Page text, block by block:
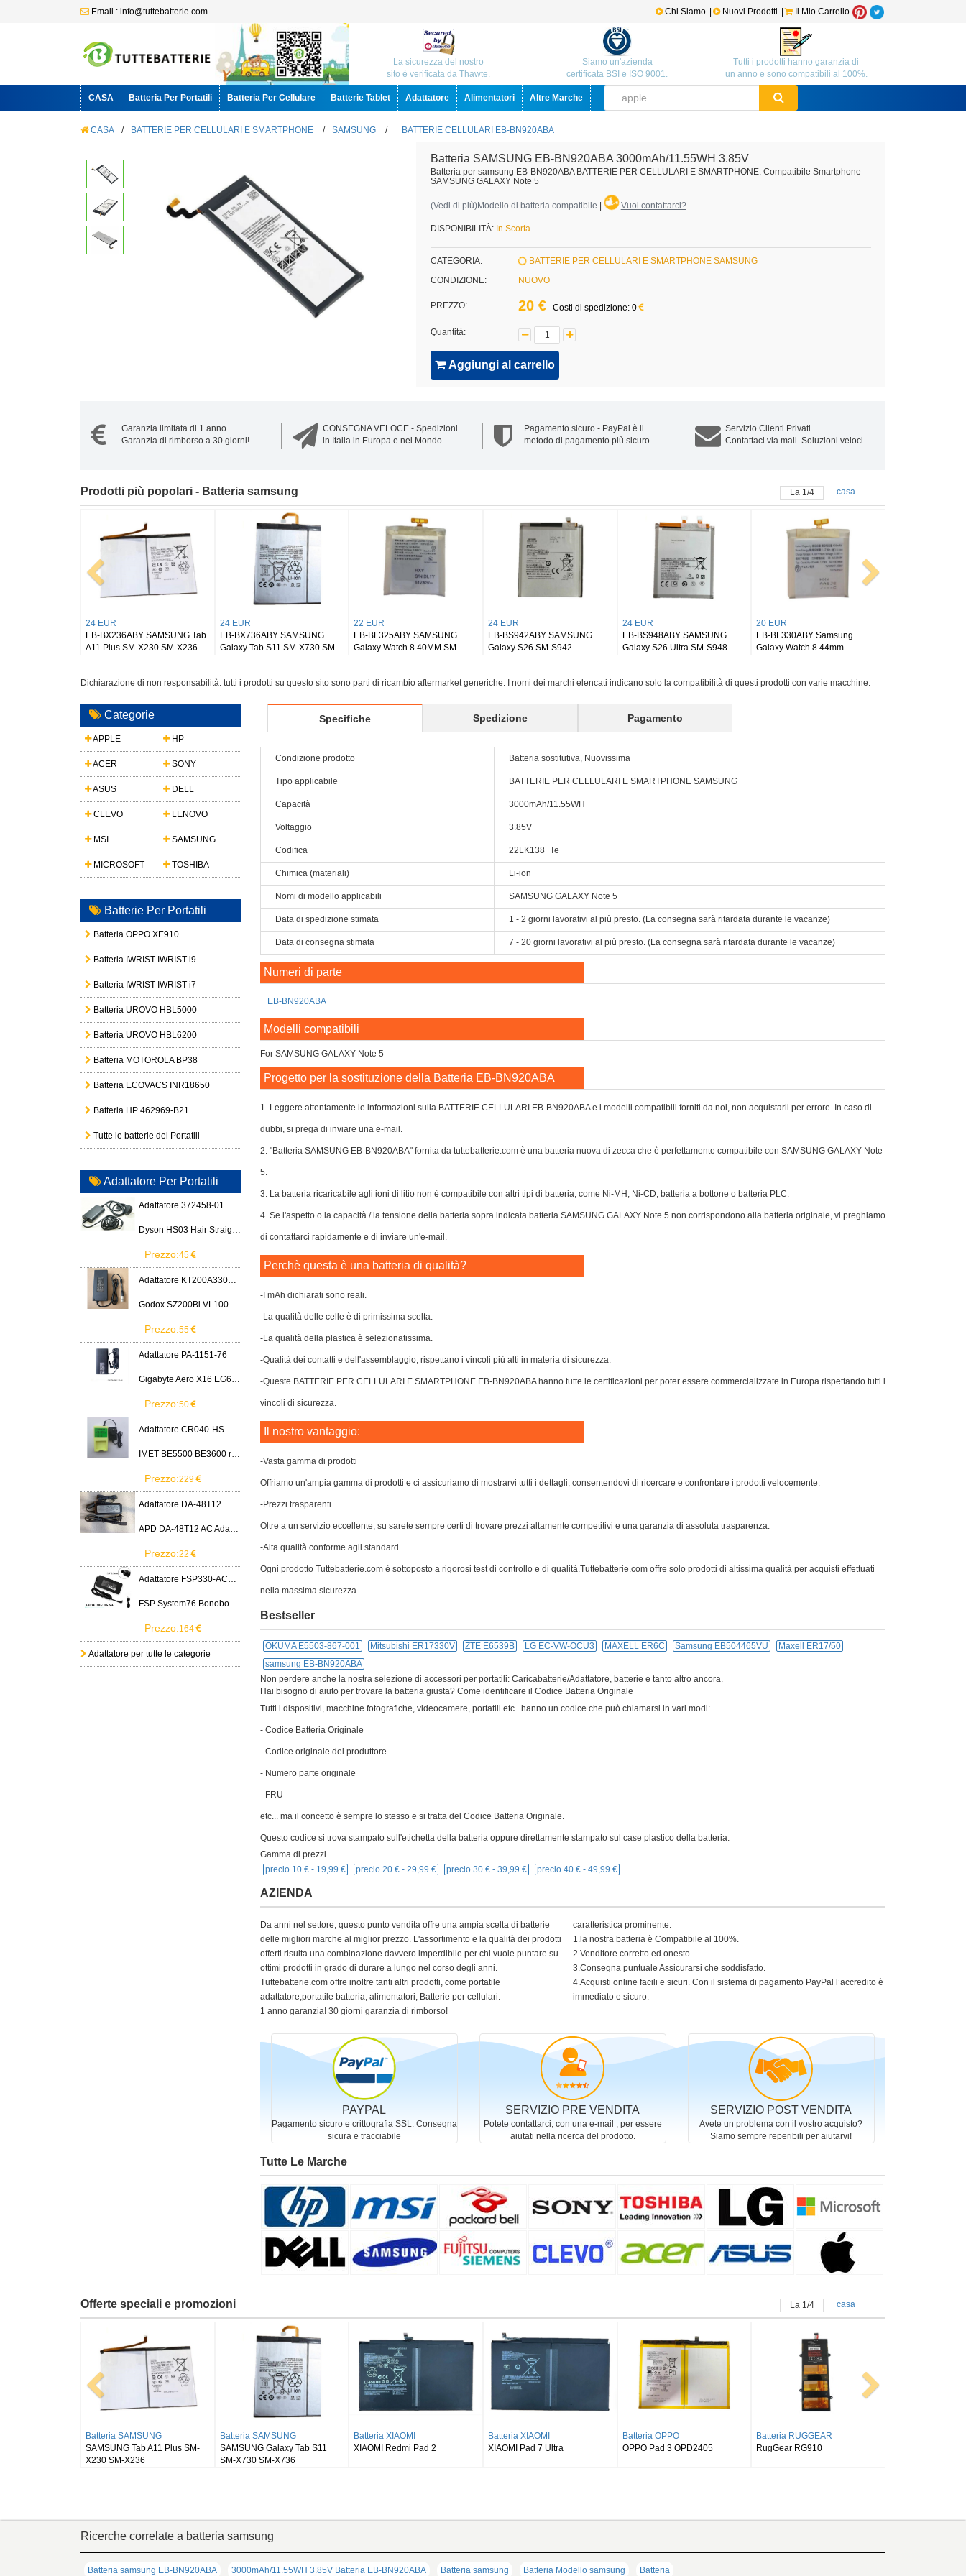
Email : info@tuttebatterie.com Il Mio Carrello
Nuovi Prodotti
Chi Siamo
La sicurezza del nostro
sito è verificata da Thawte.
Siamo un'azienda
certificata BSI e ISO 9001.
Tutti i prodotti hanno garanzia di
un anno e sono compatibili al 100%.
CASA Batteria Per Portatili Batteria Per Cellulare Batterie Tablet Adattatore Alimentatori Altre Marche
CASA / BATTERIE PER CELLULARI E SMARTPHONE / SAMSUNG / BATTERIE CELLULARI EB-BN920ABA
Batteria SAMSUNG EB-BN920ABA 3000mAh/11.55WH 3.85V
Batteria per samsung EB-BN920ABA BATTERIE PER CELLULARI E SMARTPHONE. Compatibile Smartphone
SAMSUNG GALAXY Note 5
(Vedi di più)Modello di batteria compatibile Vuoi contattarci?
DISPONIBILITÀ: In Scorta
CATEGORIA:
BATTERIE PER CELLULARI E SMARTPHONE SAMSUNG
CONDIZIONE:
NUOVO
PREZZO: 20 € Costi di spedizione: 0
Quantità:
Aggiungi al carrello
Garanzia limitata di 1 anno
Garanzia di rimborso a 30 giorni!
CONSEGNA VELOCE - Spedizioni
in Italia in Europa e nel Mondo
Pagamento sicuro - PayPal è il
metodo di pagamento più sicuro
Servizio Clienti Privati
Contattaci via mail. Soluzioni veloci.
Prodotti più popolari - Batteria samsung La 1/4 casa
EB-BL330ABY Samsung
Galaxy Watch 8 44mm
EB-BS946ABY Samsung
Galaxy S26 Plus/S947
NS1250 Samsung Buds 2/
buds 2 pro earbuds
EB-BX906ABY SAMSUNG
Galaxy Tab S8 Ultra SM-X900
EB-BX818ABY SAMSUNG
Galaxy Tab S9 Plus Wi-fi
EB-BX516ABY SAMSUNG
Galaxy Tab S9FE X510 X516
BT545ABY SAMSUNG Tab
Active Pro SM-T540/T545/T547
Dichiarazione di non responsabilità: tutti i prodotti su questo sito sono parti di ricambio aftermarket generiche. I nomi dei marchi elencati indicano solo la compatibilità di questi prodotti con varie macchine.
Specifiche Spedizione Pagamento
Condizione prodotto Batteria sostitutiva, Nuovissima
Tipo applicabile BATTERIE PER CELLULARI E SMARTPHONE SAMSUNG
Capacità 3000mAh/11.55WH
Voltaggio 3.85V
Codifica 22LK138_Te
Chimica (materiali) Li-ion
Nomi di modello applicabili SAMSUNG GALAXY Note 5
Data di spedizione stimata 1 - 2 giorni lavorativi al più presto. (La consegna sarà ritardata durante le vacanze)
Data di consegna stimata 7 - 20 giorni lavorativi al più presto. (La consegna sarà ritardata durante le vacanze)
Numeri di parte
EB-BN920ABA
Modelli compatibili
For SAMSUNG GALAXY Note 5
Progetto per la sostituzione della Batteria EB-BN920ABA
1. Leggere attentamente le informazioni sulla BATTERIE CELLULARI EB-BN920ABA e i modelli compatibili forniti da noi, non acquistarli per errore. In caso di
dubbi, si prega di inviare una e-mail.
2. "Batteria SAMSUNG EB-BN920ABA" fornita da tuttebatterie.com è una batteria nuova di zecca che è perfettamente compatibile con SAMSUNG GALAXY Note
5.
3. La batteria ricaricabile agli ioni di litio non è compatibile con altri tipi di batteria, come Ni-MH, Ni-CD, batteria a bottone o batteria PLC.
4. Se l'aspetto o la capacità / la tensione della batteria sopra indicata batteria SAMSUNG GALAXY Note 5 non corrispondono alla batteria originale, vi preghiamo
di contattarci rapidamente e di inviare un'e-mail.
Perchè questa è una batteria di qualità?
-I mAh dichiarati sono reali.
-La qualità delle celle è di primissima scelta.
-La qualità della plastica è selezionatissima.
-Qualità dei contatti e dell'assemblaggio, rispettano i vincoli più alti in materia di sicurezza.
-Queste BATTERIE PER CELLULARI E SMARTPHONE EB-BN920ABA hanno tutte le certificazioni per poter essere commercializzate in Europa rispettando tutti i
vincoli di sicurezza.
Il nostro vantaggio:
-Vasta gamma di prodotti
Offriamo un'ampia gamma di prodotti e ci assicuriamo di mostrarvi tutti i dettagli, consentendovi di ricercare e confrontare i prodotti velocemente.
-Prezzi trasparenti
Oltre a un servizio eccellente, su sarete sempre certi di trovare prezzi altamente competitivi e una garanzia di assoluta trasparenza.
-Alta qualità conforme agli standard
Ogni prodotto Tuttebatterie.com è sottoposto a rigorosi test di controllo e di qualità.Tuttebatterie.com offre solo prodotti di altissima qualità per acquisti effettuati
nella massima sicurezza.
Bestseller
OKUMA E5503-867-001 Mitsubishi ER17330V ZTE E6539B LG EC-VW-OCU3 MAXELL ER6C Samsung EB504465VU
Maxell ER17/50
samsung EB-BN920ABA
Non perdere anche la nostra selezione di accessori per portatili: Caricabatterie/Adattatore, batterie e tanto altro ancora.
Hai bisogno di aiuto per trovare la batteria giusta? Come identificare il Codice Batteria Originale
Tutti i dispositivi, macchine fotografiche, videocamere, portatili etc...hanno un codice che può chiamarsi in vari modi:
- Codice Batteria Originale
- Codice originale del produttore
- Numero parte originale
- FRU
etc... ma il concetto è sempre lo stesso e si tratta del Codice Batteria Originale.
Questo codice si trova stampato sull'etichetta della batteria oppure direttamente stampato sul case plastico della batteria.
Gamma di prezzi
precio 10 € - 19,99 € precio 20 € - 29,99 € precio 30 € - 39,99 € precio 40 € - 49,99 €
AZIENDA
Da anni nel settore, questo punto vendita offre una ampia scelta di batterie
delle migliori marche al miglior prezzo. L'assortimento e la qualità dei prodotti
offerti risulta una combinazione davvero imperdibile per chi vuole puntare su
ottimi prodotti in grado di durare a lungo nel corso degli anni.
Tuttebatterie.com offre inoltre tanti altri prodotti, come portatile
adattatore,portatile batteria, alimentatori, Batterie per cellulari.
1 anno garanzia! 30 giorni garanzia di rimborso!
caratteristica prominente:
1.la nostra batteria è Compatibile al 100%.
2.Venditore corretto ed onesto.
3.Consegna puntuale Assicurarsi che soddisfatto.
4.Acquisti online facili e sicuri. Con il sistema di pagamento PayPal l’accredito è
immediato e sicuro.
PAYPAL
Pagamento sicuro e crittografia SSL. Consegna
sicura e tracciabile
SERVIZIO PRE VENDITA
Potete contattarci, con una e-mail , per essere
aiutati nella ricerca del prodotto.
SERVIZIO POST VENDITA
Avete un problema con il vostro acquisto?
Siamo sempre reperibili per aiutarvi!
Tutte Le Marche
Categorie
APPLE HP
ACER SONY
ASUS DELL
CLEVO LENOVO
MSI SAMSUNG
MICROSOFT TOSHIBA
Batterie Per Portatili
Batteria OPPO XE910
Batteria IWRIST IWRIST-i9
Batteria IWRIST IWRIST-i7
Batteria UROVO HBL5000
Batteria UROVO HBL6200
Batteria MOTOROLA BP38
Batteria ECOVACS INR18650
Batteria HP 462969-B21
Tutte le batterie del Portatili
Adattatore Per Portatili
Adattatore 372458-01
Dyson HS03 Hair Straightener
Prezzo:45
Adattatore KT200A3300666B3
Godox SZ200Bi VL100 VL200 VL300 LED Light
Prezzo:55
Adattatore PA-1151-76
Gigabyte Aero X16 EG61H RTX 5070 2WHA3USC64AH LITEON PA-1151-76 150W adapter
Prezzo:50
Adattatore CR040-HS
IMET BE5500 BE3600 remote control battery
Prezzo:229
Adattatore DA-48T12
APD DA-48T12 AC Adapter 12V 4A Power Supply Cord
Prezzo:22
Adattatore FSP330-ACAU3
FSP System76 Bonobo WS (bonw16)/Ultra 9/RTX5090
Prezzo:164
Adattatore per tutte le categorie
Offerte speciali e promozioni La 1/4 casa
Batteria RUGGEAR
RugGear RG910
Batteria BLACKVIEW
Blackview DK111
Batteria SAMSUNG
SAMSUNG Galaxy Tab S8 Ultra
Batteria SAMSUNG
SAMSUNG Galaxy Tab S9 Plus
Batteria SAMSUNG
SAMSUNG Galaxy Tab S9FE
Batteria SAMSUNG
SAMSUNG Tab Active Pro SM-
Ricerche correlate a batteria samsung
Batteria samsung EB-BN920ABA 3000mAh/11.55WH 3.85V Batteria EB-BN920ABA Batteria samsung Batteria Modello samsung Batteria